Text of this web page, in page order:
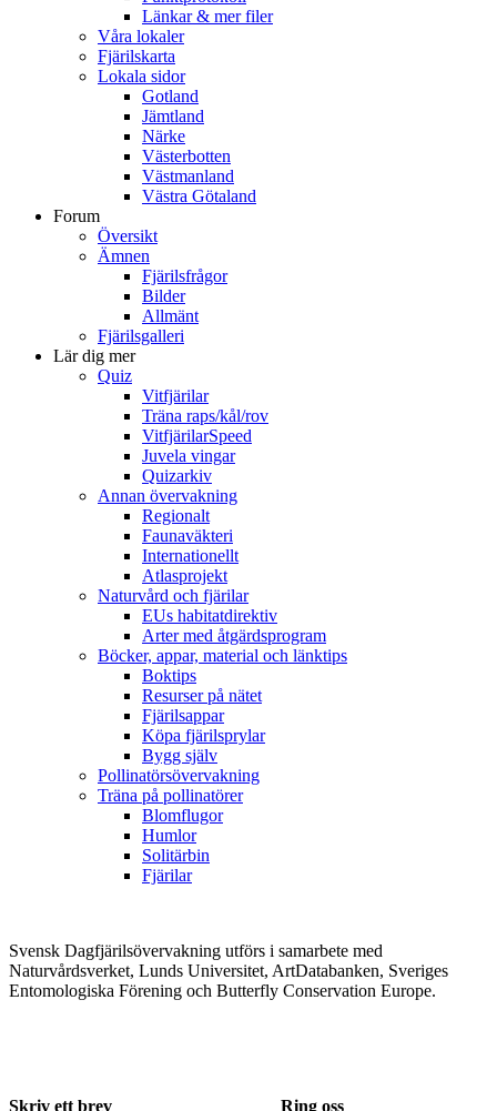
Länkar & mer filer
Våra lokaler
Fjärilskarta
Lokala sidor
Gotland
Jämtland
Närke
Västerbotten
Västmanland
Västra Götaland
Forum
Översikt
Ämnen
Fjärilsfrågor
Bilder
Allmänt
Fjärilsgalleri
Lär dig mer
Quiz
Vitfjärilar
Träna raps/kål/rov
VitfjärilarSpeed
Juvela vingar
Quizarkiv
Annan övervakning
Regionalt
Faunaväkteri
Internationellt
Atlasprojekt
Naturvård och fjärilar
EUs habitatdirektiv
Arter med åtgärdsprogram
Böcker, appar, material och länktips
Boktips
Resurser på nätet
Fjärilsappar
Köpa fjärilsprylar
Bygg själv
Pollinatörsövervakning
Träna på pollinatörer
Blomflugor
Humlor
Solitärbin
Fjärilar
Svensk Dagfjärilsövervakning utförs i samarbete med
Naturvårdsverket, Lunds Universitet, ArtDatabanken, Sveriges
Entomologiska Förening och Butterfly Conservation Europe.
Skriv ett brev Ring oss